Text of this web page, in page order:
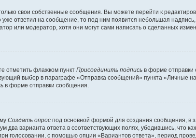
свои собственные сообщения. Вы можете перейти к
ответил на сообщение, то под ним появится небольшая надпись,
или модератор, хотя они могут сами написать о сделанных
отметить флажком пункт Присоединить подпись в форме отправки
выбор в параграфе «Отправка сообщений» пункта «Личные
в форме отправки сообщения.
Создать опрос под основной формой для создания сообщения, в
варианта ответа в соответствующих полях, убедившись, что
голосовании, с помощью опции «Вариантов ответа», период